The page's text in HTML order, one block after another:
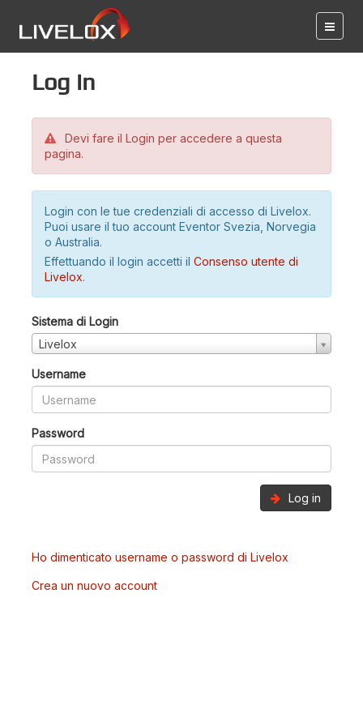
Log in
Devi fare il Login per accedere a questa
pagina.
Login con le tue credenziali di accesso di Livelox.
Puoi usare il tuo account Eventor Svezia, Norvegia
o Australia.
Effettuando il login accetti il Consenso utente di
Livelox.
Sistema di Login
Livelox
Username
Password
Log in
Ho dimenticato username o password di Livelox
Crea un nuovo account